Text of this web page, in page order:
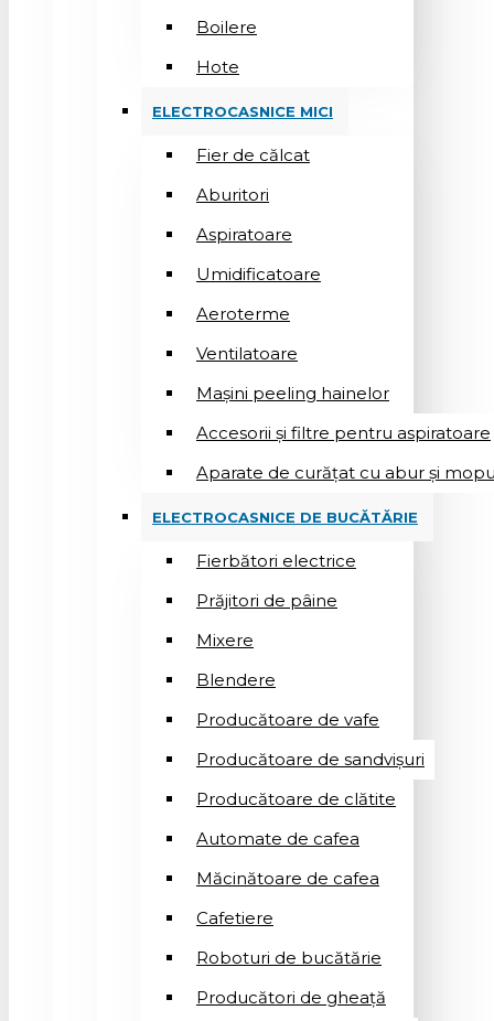
Boilere
Hote
ELECTROCASNICE MICI
Fier de călcat
Aburitori
Aspiratoare
Umidificatoare
Aeroterme
Ventilatoare
Mașini peeling hainelor
Accesorii și filtre pentru aspiratoare
Aparate de curățat cu abur și
ELECTROCASNICE DE BUCĂTĂRIE
Fierbători electrice
Prăjitori de pâine
Mixere
Blendere
Producătoare de vafe
Producătoare de sandvişuri
Producătoare de clătite
Automate de cafea
Măcinătoare de cafea
Cafetiere
Roboturi de bucătărie
Producători de gheață